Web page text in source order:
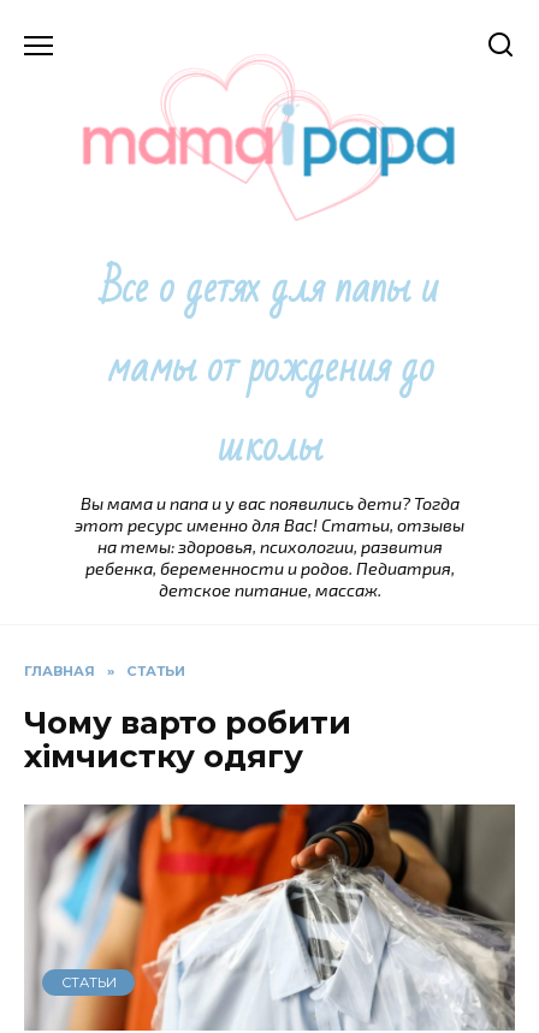
Все о детях для папы и
мамы от рождения до
школы
Вы мама и папа и у вас появились дети? Тогда
этот ресурс именно для Вас! Статьи, отзывы
на темы: здоровья, психологии, развития
ребенка, беременности и родов. Педиатрия,
детское питание, массаж.
ГЛАВНАЯ » СТАТЬИ
Чому варто робити
хімчистку одягу
СТАТЬИ